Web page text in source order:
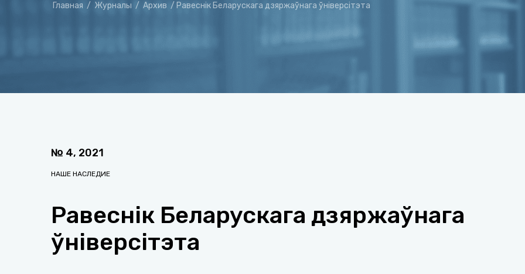
Главная / Журналы / Архив / Равеснік Беларускага дзяржаўнага ўніверсітэта
№ 4, 2021
НАШЕ НАСЛЕДИЕ
Равеснік Беларускага дзяржаўнага
ўніверсітэта